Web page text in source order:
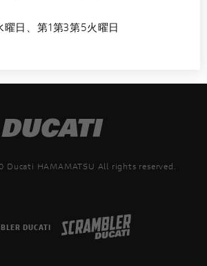
日、第1第3第5火曜日
Ducati HAMAMATSU All rights reserved.
DUCATI